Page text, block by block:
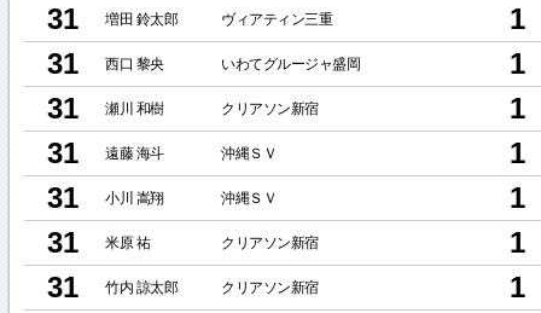
31
増田 鈴太郎 ヴィアティン三重
1
31
西口 黎央 いわてグルージャ盛岡
1
31
瀬川 和樹 クリアソン新宿
1
31
遠藤 海斗 沖縄ＳＶ
1
31
小川 嵩翔 沖縄ＳＶ
1
31
米原 祐 クリアソン新宿
1
31
竹内 諒太郎 クリアソン新宿
1